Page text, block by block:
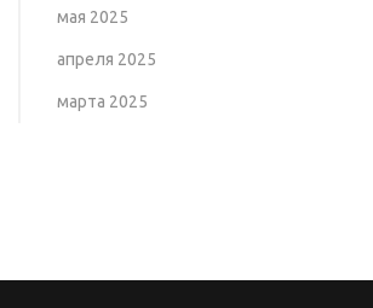
мая 2025
апреля 2025
марта 2025